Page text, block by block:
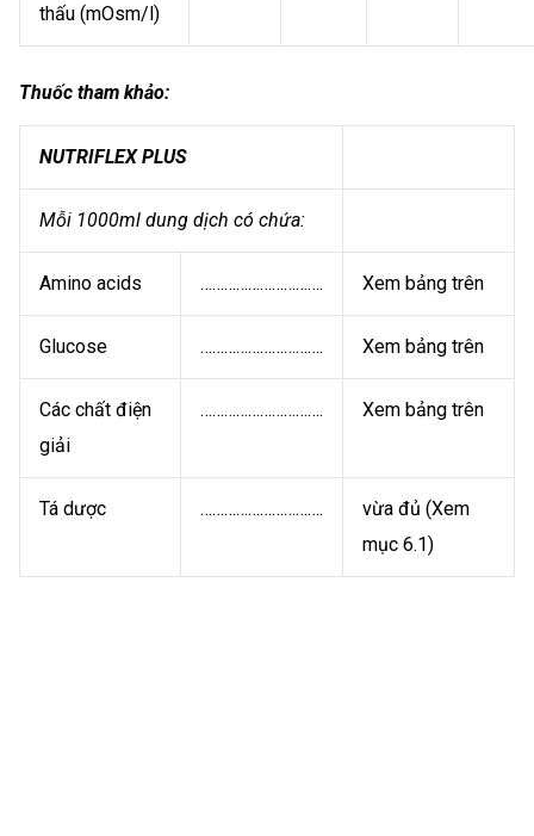
thấu (mOsm/l)
Thuốc tham khảo:
NUTRIFLEX PLUS
Mỗi 1000ml dung dịch có chứa:
Amino acids …………………………. Xem bảng trên
Glucose …………………………. Xem bảng trên
Các chất điện
giải
…………………………. Xem bảng trên
Tá dược ………………………….
vừa đủ (Xem
mục 6.1)